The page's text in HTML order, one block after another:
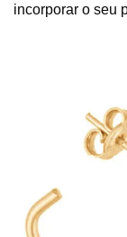
incorporar o seu